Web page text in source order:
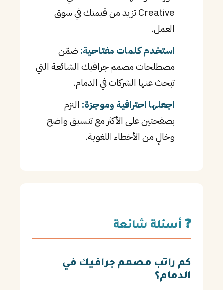
Creative تزيد من قيمتك في سوق
العمل.
استخدم كلمات مفتاحية: ضمّن
مصطلحات مصمم جرافيك الشائعة التي
تبحث عنها الشركات في الدمام.
اجعلها احترافية وموجزة: التزم
بصفحتين على الأكثر مع تنسيق واضح
وخالٍ من الأخطاء اللغوية.
❓ أسئلة شائعة
كم راتب مصمم جرافيك في
الدمام؟